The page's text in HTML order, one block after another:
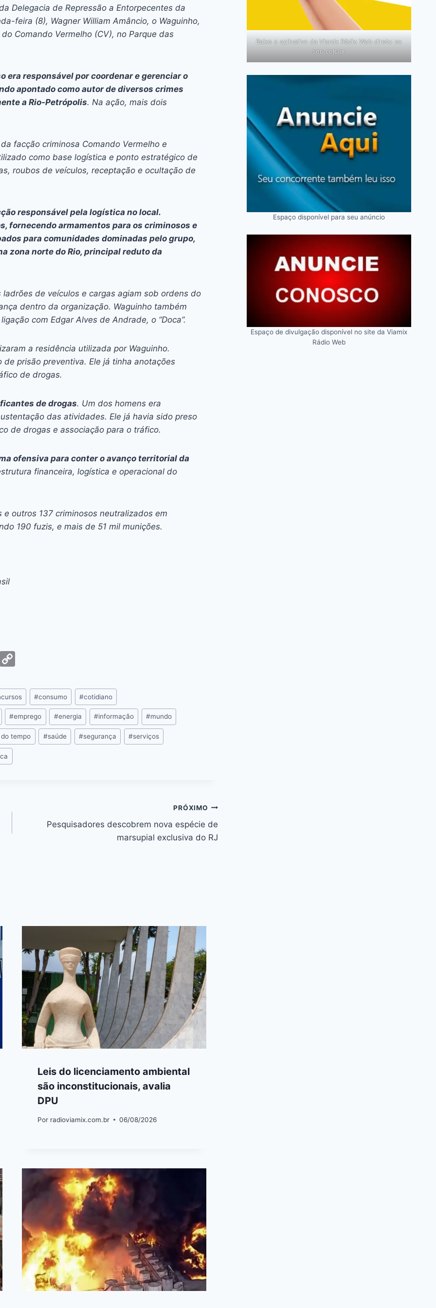
p
y
Li
k
Delegacia de Repressão a Entorpecentes da
feira (8), Wagner William Amâncio, o Waguinho,
Comando Vermelho (CV), no Parque das
era responsável por coordenar e gerenciar o
apontado como autor de diversos crimes
a Rio-Petrópolis. Na ação, mais dois
facção criminosa Comando Vermelho e
como base logística e ponto estratégico de
roubos de veículos, receptação e ocultação de
responsável pela logística no local.
fornecendo armamentos para os criminosos e
para comunidades dominadas pelo grupo,
zona norte do Rio, principal reduto da
de veículos e cargas agiam sob ordens do
dentro da organização. Waguinho também
com Edgar Alves de Andrade, o “Doca”.
a residência utilizada por Waguinho.
prisão preventiva. Ele já tinha anotações
de drogas.
de drogas. Um dos homens era
das atividades. Ele já havia sido preso
de drogas e associação para o tráfico.
ofensiva para conter o avanço territorial da
financeira, logística e operacional do
outros 137 criminosos neutralizados em
190 fuzis, e mais de 51 mil munições.
G
p
y
Li
n
#consumo #cotidiano
#emprego #energia #informação #mundo
tempo #saúde #segurança #serviços
PRÓXIMO
Pesquisadores descobrem nova espécie de
marsupial exclusiva do RJ
Leis do licenciamento ambiental
são inconstitucionais, avalia
DPU
Por radioviamix.com.br 06/08/2026
Baixe o aplicativo da Viamix Rádio Web direto no
seu celular
Espaço disponível para seu anúncio
Espaço de divulgação disponível no site da Viamix
Rádio Web